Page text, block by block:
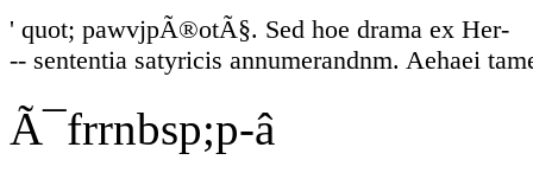
' quot; pawvjpÃ®otÃ§. Sed hoe drama ex Her-
-- sententia satyricis annumerandnm. Aehaei
Ã¯frrnbsp;p-â